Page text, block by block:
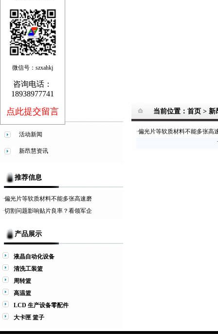
微信号：szxahkj
咨询电话：
18938977741
点此提交留言 当前位置：首页 > 新
·偏光片等软质材料不能多张高
新闻动态
活动新闻
新昂慧资讯
推荐信息
·偏光片等软质材料不能多张高速磨
·切割问题影响贴片良率？看领军企
产品展示
液晶自动化设备
清洗工装篮
周转篮
高温篮
LCD 生产设备零配件
大卡匣 篮子